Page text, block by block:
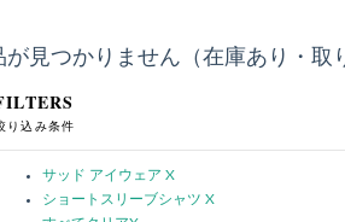
が見つかりません（在庫あり・取
り込み条件
サッド アイウェア X
ショートスリーブシャツ X